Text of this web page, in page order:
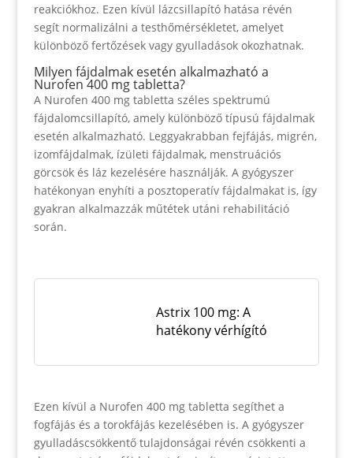
reakciókhoz. Ezen kívül lázcsillapító hatása révén
segít normalizálni a testhőmérsékletet, amelyet
különböző fertőzések vagy gyulladások okozhatnak.
Milyen fájdalmak esetén alkalmazható a
Nurofen 400 mg tabletta?
A Nurofen 400 mg tabletta széles spektrumú
fájdalomcsillapító, amely különböző típusú fájdalmak
esetén alkalmazható. Leggyakrabban fejfájás, migrén,
izomfájdalmak, ízületi fájdalmak, menstruációs
görcsök és láz kezelésére használják. A gyógyszer
hatékonyan enyhíti a posztoperatív fájdalmakat is, így
gyakran alkalmazzák műtétek utáni rehabilitáció
során.
Astrix 100 mg: A
hatékony vérhígító
Ezen kívül a Nurofen 400 mg tabletta segíthet a
fogfájás és a torokfájás kezelésében is. A gyógyszer
gyulladáscsökkentő tulajdonságai révén csökkenti a